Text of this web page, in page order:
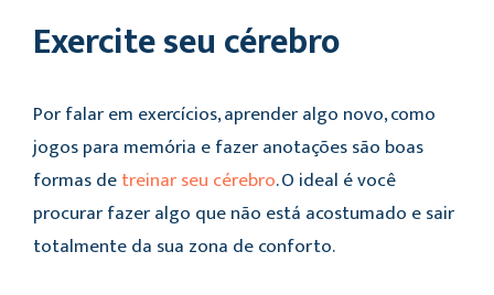
Exercite seu cérebro
Por falar em exercícios, aprender algo novo, como
jogos para memória e fazer anotações são boas
formas detreinar seu cérebro. O ideal é você
procurar fazer algo que não está acostumado e sair
totalmente da sua zona de conforto.